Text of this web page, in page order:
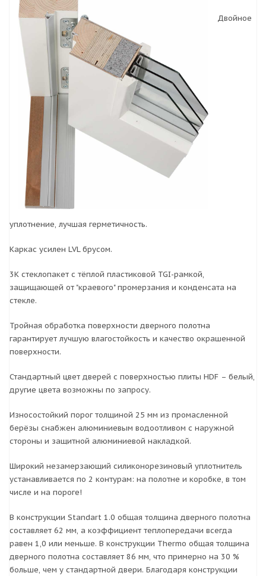
Двойное
уплотнение, лучшая герметичность.
Каркас усилен LVL брусом.
3К стеклопакет с тёплой пластиковой TGI-рамкой,
защищающей от "краевого" промерзания и конденсата на
стекле.
Тройная обработка поверхности дверного полотна
гарантирует лучшую влагостойкость и качество окрашенной
поверхности.
Стандартный цвет дверей с поверхностью плиты HDF – белый,
другие цвета возможны по запросу.
Износостойкий порог толщиной 25 мм из промасленной
берёзы снабжен алюминиевым водоотливом с наружной
стороны и защитной алюминиевой накладкой.
Широкий незамерзающий силиконорезиновый уплотнитель
устанавливается по 2 контурам: на полотне и коробке, в том
числе и на пороге!
В конструкции Standart 1.0 общая толщина дверного полотна
составляет 62 мм, а коэффициент теплопередачи всегда
равен 1,0 или меньше. В конструкции Thermo общая толщина
дверного полотна составляет 86 мм, что примерно на 30 %
больше, чем у стандартной двери. Благодаря конструкции